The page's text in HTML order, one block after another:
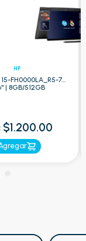
HP
FH0000LA_R5-7 -
| 8GB/512GB
$1.200.00